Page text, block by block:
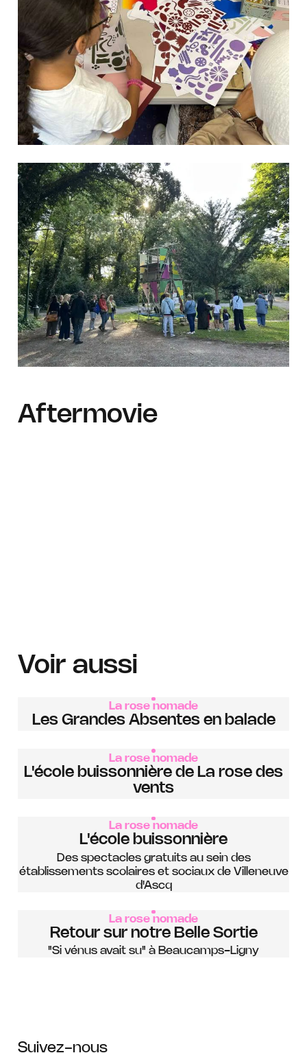
Aftermovie
Voir aussi
La rose nomade
Les Grandes Absentes en balade
La rose nomade
L'école buissonnière de La rose des
vents
La rose nomade
L'école buissonnière
Des spectacles gratuits au sein des
établissements scolaires et sociaux de Villeneuve
d'Ascq
La rose nomade
Retour sur notre Belle Sortie
"Si vénus avait su" à Beaucamps-Ligny
Suivez-nous